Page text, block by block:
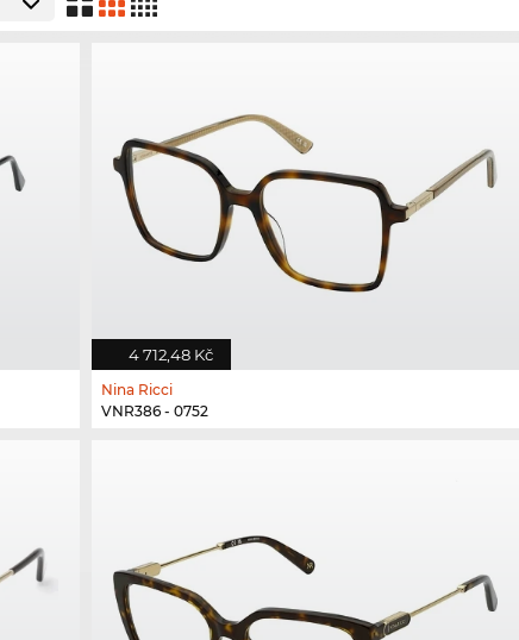
4 712,48 Kč
Nina Ricci
VNR386 - 0752